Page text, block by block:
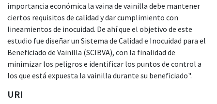
importancia económica la vaina de vainilla debe mantener
ciertos requisitos de calidad y dar cumplimiento con
lineamientos de inocuidad. De ahí que el objetivo de este
estudio fue diseñar un Sistema de Calidad e Inocuidad para el
Beneficiado de Vainilla (SCIBVA), con la finalidad de
minimizar los peligros e identificar los puntos de control a
los que está expuesta la vainilla durante su beneficiado".
URI